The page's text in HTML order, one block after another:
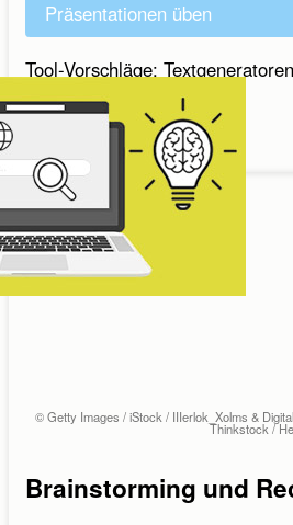
Präsentationen üben
Tool-Vorschläge: Textgeneratoren
Sprechen
© Getty Images / iStock / IIIerlok_Xolms &
Thinkstock /
Brainstorming und